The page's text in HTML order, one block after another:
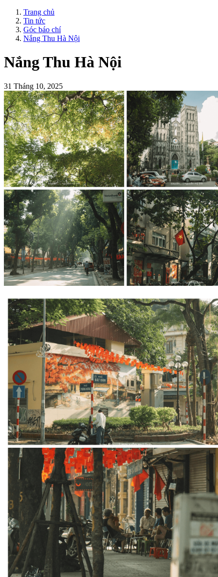
Trang chủ
Tin tức
Góc báo chí
Nắng Thu Hà Nội
Nắng Thu Hà Nội
31 Tháng 10, 2025